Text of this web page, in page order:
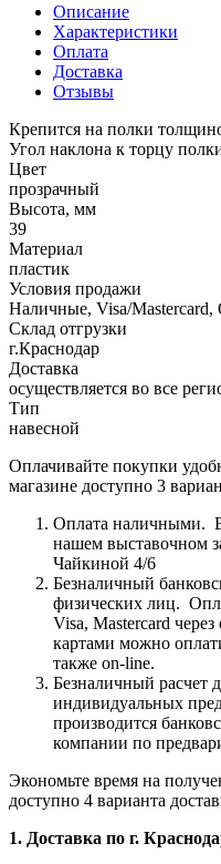
Описание
Характеристики
Оплата
Доставка
Отзывы
Крепится на полки
Угол наклона к торцу
Цвет
прозрачный
Высота, мм
39
Материал
пластик
Условия продажи
Наличные, Visa/Mastercard,
Склад отгрузки
г.Краснодар
Доставка
осуществляется во все
Тип
навесной
Оплачивайте покупки
магазине доступно 3
Оплата наличными.
нашем выставочном
Чайкиной 4/6
Безналичный
физических лиц.
Visa, Mastercard
картами можно
также on-line.
Безналичный расчет
индивидуальных
производится
компании по
Экономьте время на
доступно 4 варианта
1. Доставка по г.